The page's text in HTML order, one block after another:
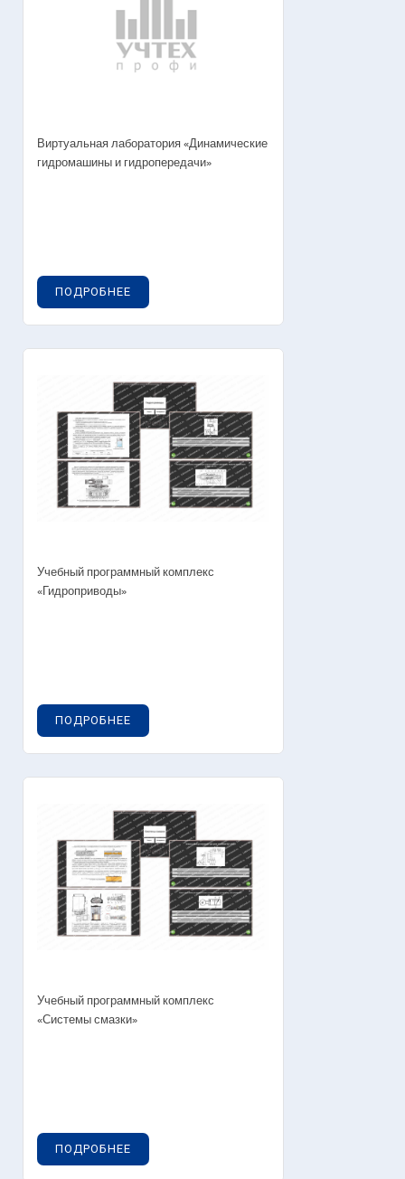
Виртуальная лаборатория «Динамические
гидромашины и гидропередачи»
ПОДРОБНЕЕ
Учебный программный комплекс
«Гидроприводы»
ПОДРОБНЕЕ
Учебный программный комплекс
«Системы смазки»
ПОДРОБНЕЕ